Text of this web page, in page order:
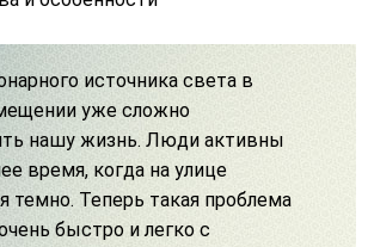
источника света в
уже сложно
нашу жизнь. Люди активны
время, когда на улице
темно. Теперь такая проблема
быстро и легко с